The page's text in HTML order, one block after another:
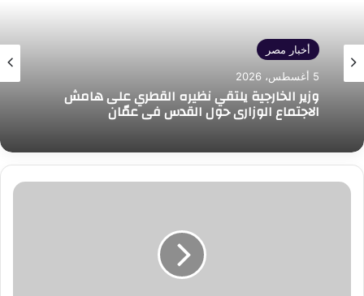
أخبار مصر
5 أغسطس، 2026
وزير الخارجية يلتقي نظيره القطري على هامش
الاجتماع الوزاري حول القدس في عمّان
بالتعاون